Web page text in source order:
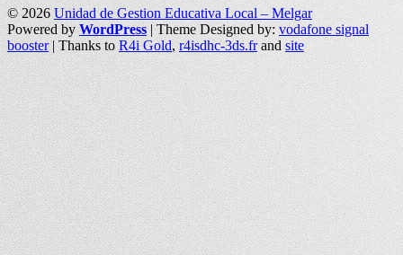
© 2026Unidad de Gestion Educativa Local – Melgar
Powered byWordPress| Theme Designed by: vodafone signal
booster| Thanks toR4i Gold,r4isdhc-3ds.frand site